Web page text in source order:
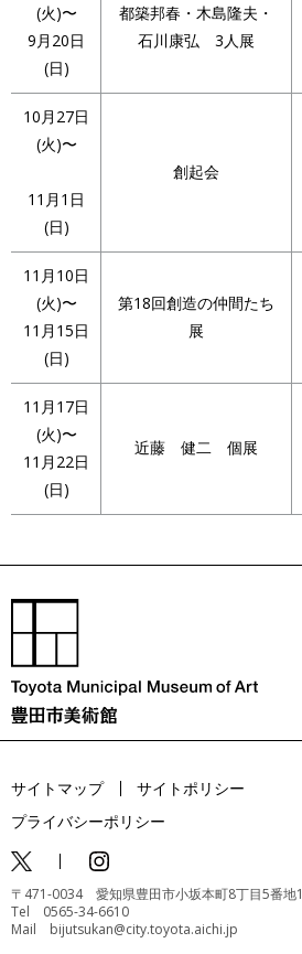
(火)〜
9月20日
(日)
都築邦春・木島隆夫・
石川康弘 3人展
10月27日
(火)〜
11月1日
(日)
創起会
11月10日
(火)〜
11月15日
(日)
第18回創造の仲間たち
展
11月17日
(火)〜
11月22日
(日)
近藤 健二 個展
サイトマップ
サイトポリシー
プライバシーポリシー
〒471-0034 愛知県豊田市小坂本町8丁目5番地1
Tel 0565-34-6610
Mail bijutsukan@city.toyota.aichi.jp